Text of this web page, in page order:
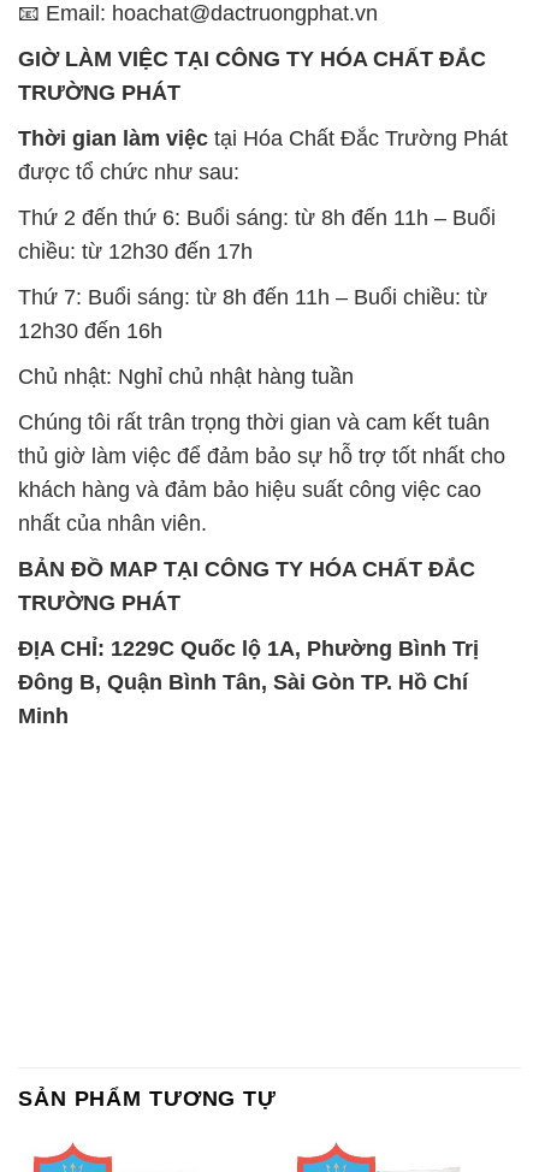
📧 Email: hoachat@dactruongphat.vn
GIỜ LÀM VIỆC TẠI CÔNG TY HÓA CHẤT ĐẮC
TRƯỜNG PHÁT
Thời gian làm việc tại Hóa Chất Đắc Trường Phát
được tổ chức như sau:
Thứ 2 đến thứ 6: Buổi sáng: từ 8h đến 11h – Buổi
chiều: từ 12h30 đến 17h
Thứ 7: Buổi sáng: từ 8h đến 11h – Buổi chiều: từ
12h30 đến 16h
Chủ nhật: Nghỉ chủ nhật hàng tuần
Chúng tôi rất trân trọng thời gian và cam kết tuân
thủ giờ làm việc để đảm bảo sự hỗ trợ tốt nhất cho
khách hàng và đảm bảo hiệu suất công việc cao
nhất của nhân viên.
BẢN ĐỒ MAP TẠI CÔNG TY HÓA CHẤT ĐẮC
TRƯỜNG PHÁT
ĐỊA CHỈ: 1229C Quốc lộ 1A, Phường Bình Trị
Đông B, Quận Bình Tân, Sài Gòn TP. Hồ Chí
Minh
SẢN PHẨM TƯƠNG TỰ